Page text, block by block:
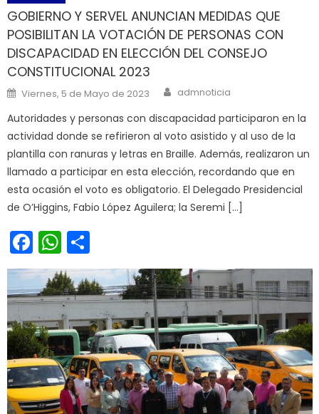
GOBIERNO Y SERVEL ANUNCIAN MEDIDAS QUE
POSIBILITAN LA VOTACIÓN DE PERSONAS CON
DISCAPACIDAD EN ELECCIÓN DEL CONSEJO
CONSTITUCIONAL 2023
Posted on
Viernes, 5 de Mayo de 2023 Author
admnoticia
Autoridades y personas con discapacidad participaron en la
actividad donde se refirieron al voto asistido y al uso de la
plantilla con ranuras y letras en Braille. Además, realizaron un
llamado a participar en esta elección, recordando que en
esta ocasión el voto es obligatorio. El Delegado Presidencial
de O’Higgins, Fabio López Aguilera; la Seremi […]
Facebook
WhatsApp